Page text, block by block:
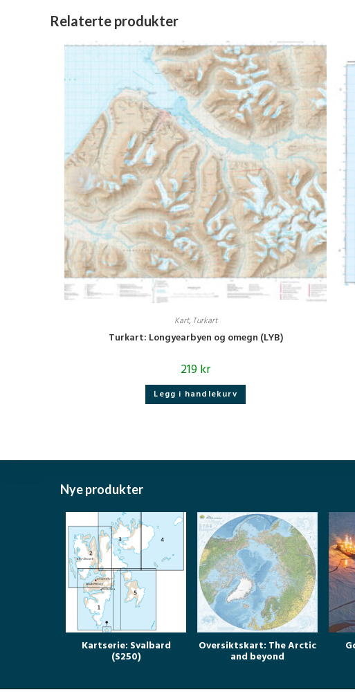
Relaterte produkter
Kart, Turkart
Turkart: Longyearbyen og omegn (LYB)
219kr
Legg i handlekurv
Nye produkter
Kartserie: Svalbard
(S250)
Oversiktskart: The Arctic
and beyond